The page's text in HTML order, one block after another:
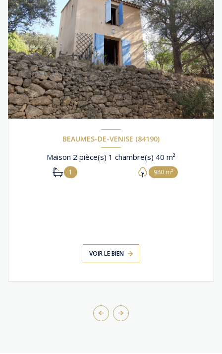
BEAUMES-DE-VENISE (84190)
Maison 2 pièce(s) 1 chambre(s) 40 m²
1 980 m²
VOIR LE BIEN